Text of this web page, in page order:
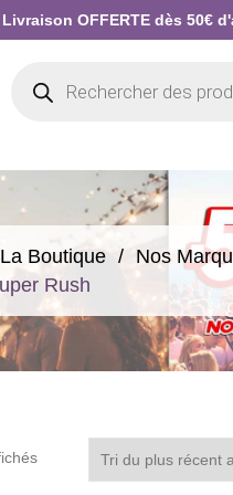
Livraison OFFERTE dès 50€
La Boutique
Nos
Rush
Trié